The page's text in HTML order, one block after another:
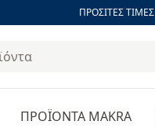
ΠΡΟΣΙΤΕΣ ΤΙΜΕΣ
ΠΡΟΪΟΝΤΑ MAKRA